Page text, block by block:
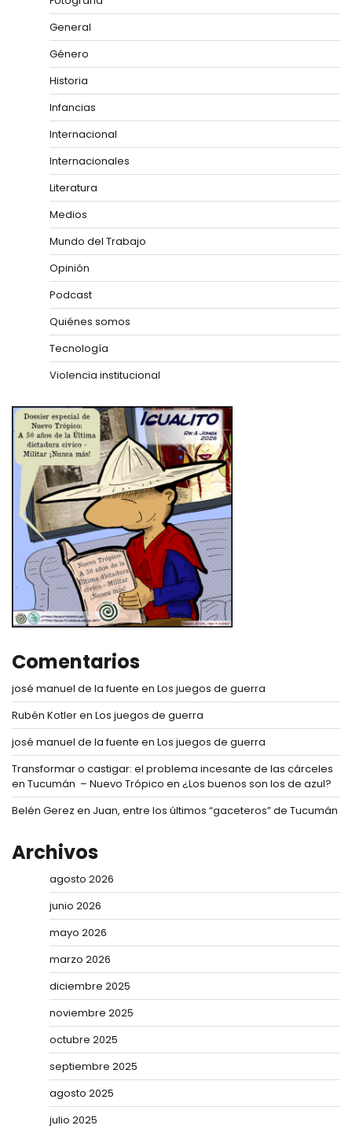
General
Género
Historia
Infancias
Internacional
Internacionales
Literatura
Medios
Mundo del Trabajo
Opinión
Podcast
Quiénes somos
Tecnología
Violencia institucional
Comentarios
josé manuel de la fuente en Los juegos de guerra
Rubén Kotleren Los juegos de guerra
josé manuel de la fuente en Los juegos de guerra
Transformar o castigar: el problema incesante de las cárceles
en Tucumán – Nuevo Trópico en ¿Los buenos son los de azul?
Belén Gerez en Juan, entre los últimos “gaceteros” de Tucumán
Archivos
agosto 2026
junio 2026
mayo 2026
marzo 2026
diciembre 2025
noviembre 2025
octubre 2025
septiembre 2025
agosto 2025
julio 2025